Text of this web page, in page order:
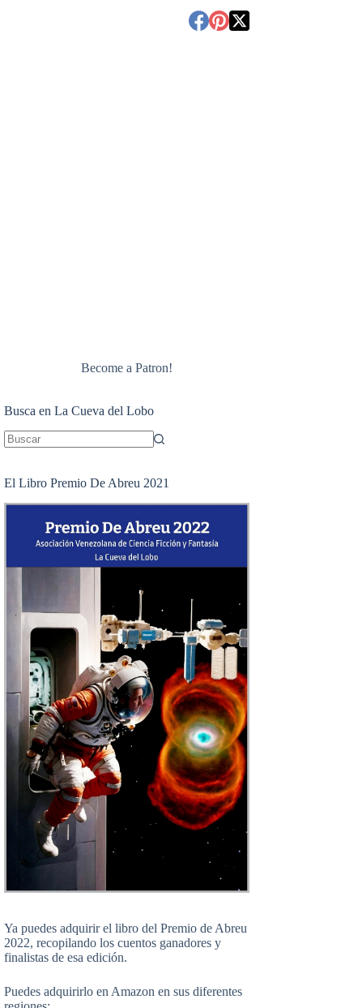
Become a Patron!
Busca en La Cueva del Lobo
El Libro Premio De Abreu 2021
Ya puedes adquirir el libro del Premio de Abreu
2022, recopilando los cuentos ganadores y
finalistas de esa edición.
Puedes adquirirlo en Amazon en sus diferentes